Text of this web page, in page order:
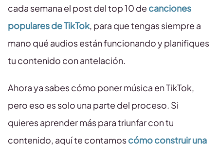
cada semana el post del top 10 de canciones
populares de TikTok, para que tengas siempre a
mano qué audios están funcionando y planifiques
tu contenido con antelación.
Ahora ya sabes cómo poner música en TikTok,
pero eso es solo una parte del proceso. Si
quieres aprender más para triunfar con tu
contenido, aquí te contamoscómo construir una